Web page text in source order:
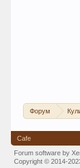
Форум
Cafe
Forum software by
Copyright © 2014-